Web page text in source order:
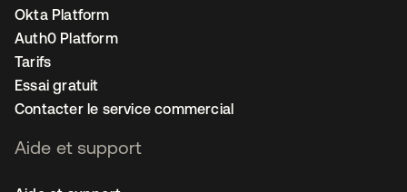
Okta Platform
Auth0 Platform
Tarifs
Essai gratuit
Contacter le service commercial
Aide et support